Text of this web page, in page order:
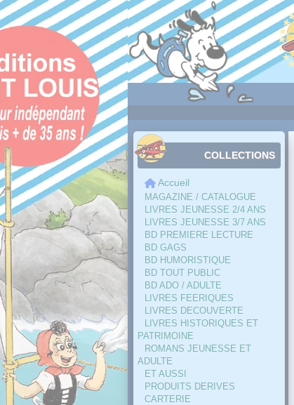
COLLECTIONS
Accueil
MAGAZINE / CATALOGUE
LIVRES JEUNESSE 2/4 ANS
LIVRES JEUNESSE 3/7 ANS
BD PREMIERE LECTURE
BD GAGS
BD HUMORISTIQUE
BD TOUT PUBLIC
BD ADO / ADULTE
LIVRES FEERIQUES
LIVRES DECOUVERTE
LIVRES HISTORIQUES ET
PATRIMOINE
ROMANS JEUNESSE ET
ADULTE
ET AUSSI
PRODUITS DERIVES
CARTERIE
Panneau de gestion des cookies